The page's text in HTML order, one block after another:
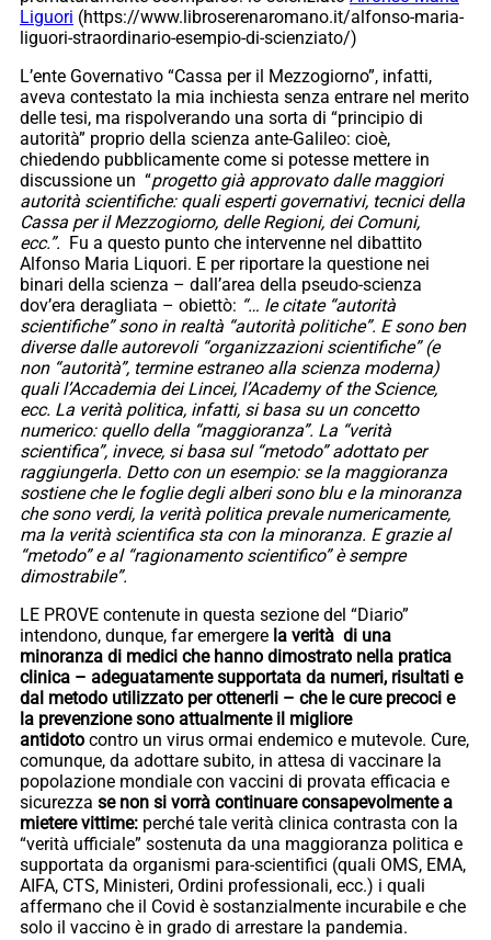
Liguori (https://www.libroserenaromano.it/alfonso-maria-
liguori-straordinario-esempio-di-scienziato/)
L’ente Governativo “Cassa per il Mezzogiorno”, infatti,
aveva contestato la mia inchiesta senza entrare nel merito
delle tesi, ma rispolverando una sorta di “principio di
autorità” proprio della scienza ante-Galileo: cioè,
chiedendo pubblicamente come si potesse mettere in
discussione un “progetto già approvato dalle maggiori
autorità scientifiche: quali esperti governativi, tecnici della
Cassa per il Mezzogiorno, delle Regioni, dei Comuni,
ecc.”. Fu a questo punto che intervenne nel dibattito
Alfonso Maria Liquori. E per riportare la questione nei
binari della scienza – dall’area della pseudo-scienza
dov’era deragliata – obiettò: “… le citate “autorità
scientifiche” sono in realtà “autorità politiche”. E sono ben
diverse dalle autorevoli “organizzazioni scientifiche” (e
non “autorità”, termine estraneo alla scienza moderna)
quali l’Accademia dei Lincei, l’Academy of the Science,
ecc. La verità politica, infatti, si basa su un concetto
numerico: quello della “maggioranza”. La “verità
scientifica”, invece, si basa sul “metodo” adottato per
raggiungerla. Detto con un esempio: se la maggioranza
sostiene che le foglie degli alberi sono blu e la minoranza
che sono verdi, la verità politica prevale numericamente,
ma la verità scientifica sta con la minoranza. E grazie al
“metodo” e al “ragionamento scientifico” è sempre
dimostrabile”.
LE PROVE contenute in questa sezione del “Diario”
intendono, dunque, far emergere la verità di una
minoranza di medici che hanno dimostrato nella pratica
clinica – adeguatamente supportata da numeri, risultati e
dal metodo utilizzato per ottenerli – che le cure precoci e
la prevenzione sono attualmente il migliore
antidoto contro un virus ormai endemico e mutevole. Cure,
comunque, da adottare subito, in attesa di vaccinare la
popolazione mondiale con vaccini di provata efficacia e
sicurezza se non si vorrà continuare consapevolmente a
mietere vittime: perché tale verità clinica contrasta con la
“verità ufficiale” sostenuta da una maggioranza politica e
supportata da organismi para-scientifici (quali OMS, EMA,
AIFA, CTS, Ministeri, Ordini professionali, ecc.) i quali
affermano che il Covid è sostanzialmente incurabile e che
solo il vaccino è in grado di arrestare la pandemia.